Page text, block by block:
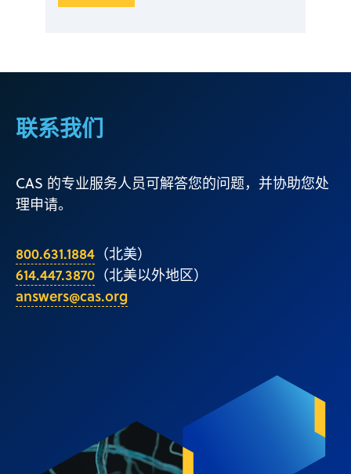
联系我们
CAS 的专业服务人员可解答您的问题，并协助您处
理申请。
800.631.1884（北美）
614.447.3870（北美以外地区）
answers@cas.org